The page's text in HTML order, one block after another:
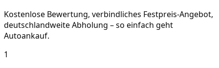
Kostenlose Bewertung, verbindliches Festpreis-Angebot,
deutschlandweite Abholung – so einfach geht
Autoankauf.
1